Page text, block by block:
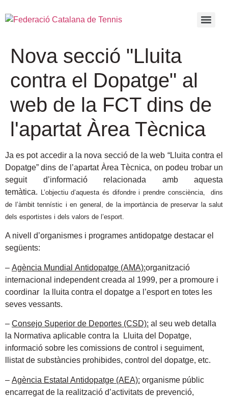
Nova secció "Lluita
contra el Dopatge" al
web de la FCT dins de
l'apartat Àrea Tècnica
Ja es pot accedir a la nova secció de la web “Lluita contra el
Dopatge” dins de l’apartat Àrea Tècnica, on podeu trobar un
seguit d’informació relacionada amb aquesta
temàtica. L’objectiu d’aquesta és difondre i prendre consciència, dins
de l’àmbit tennístic i en general, de la importància de preservar la salut
dels esportistes i dels valors de l’esport.
A nivell d’organismes i programes antidopatge destacar el
següents:
– Agència Mundial Antidopatge (AMA):organització
internacional independent creada al 1999, per a promoure i
coordinar la lluita contra el dopatge a l’esport en totes les
seves vessants.
– Consejo Superior de Deportes (CSD): al seu web detalla
la Normativa aplicable contra la Lluita del Dopatge,
informació sobre les comissions de control i seguiment,
llistat de substàncies prohibides, control del dopatge, etc.
– Agència Estatal Antidopatge (AEA): organisme públic
encarregat de la realització d’activitats de prevenció,